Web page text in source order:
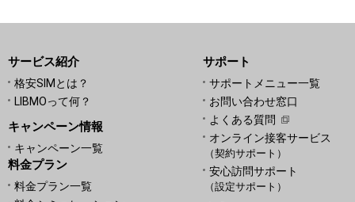
サービス紹介
格安SIMとは？
LIBMOって何？
キャンペーン情報
キャンペーン一覧
料金プラン
料金プラン一覧
サポート
サポートメニュー一覧
お問い合わせ窓口
よくある質問
オンライン接客サービス
（契約サポート）
安心訪問サポート
（設定サポート）